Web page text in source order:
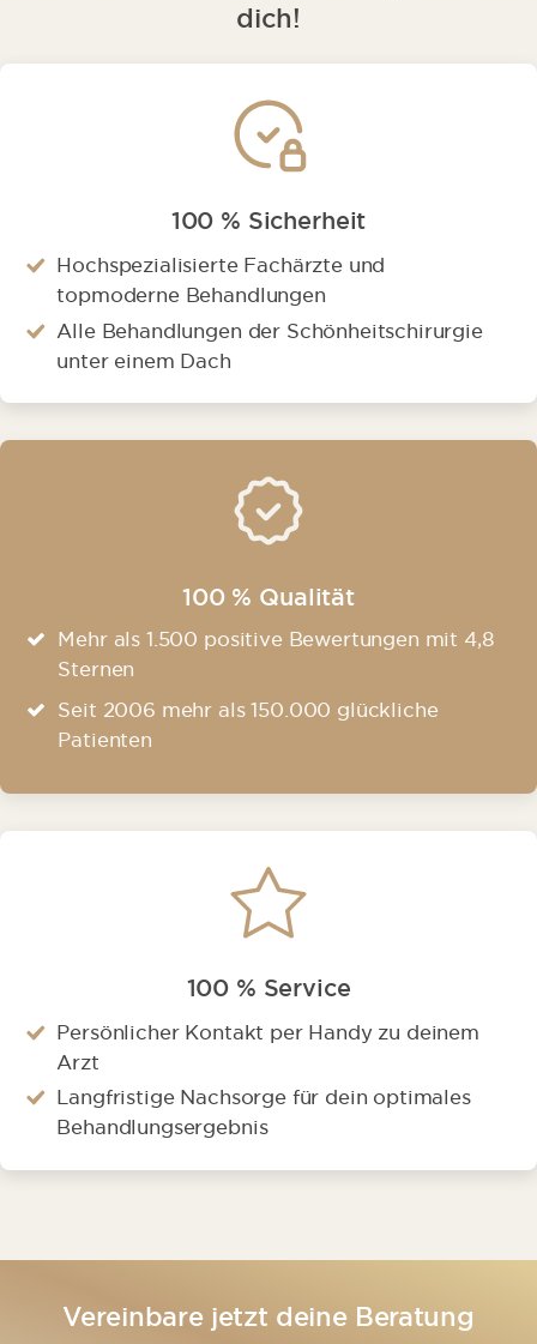
dich!
100 % Sicherheit
Hochspezialisierte Fachärzte und
topmoderne Behandlungen
Alle Behandlungen der Schönheitschirurgie
unter einem Dach
100 % Qualität
Mehr als 1.500 positive Bewertungen mit 4,8
Sternen
Seit 2006 mehr als 150.000 glückliche
Patienten
100 % Service
Persönlicher Kontakt per Handy zu deinem
Arzt
Langfristige Nachsorge für dein optimales
Behandlungsergebnis
Vereinbare jetzt deine Beratung